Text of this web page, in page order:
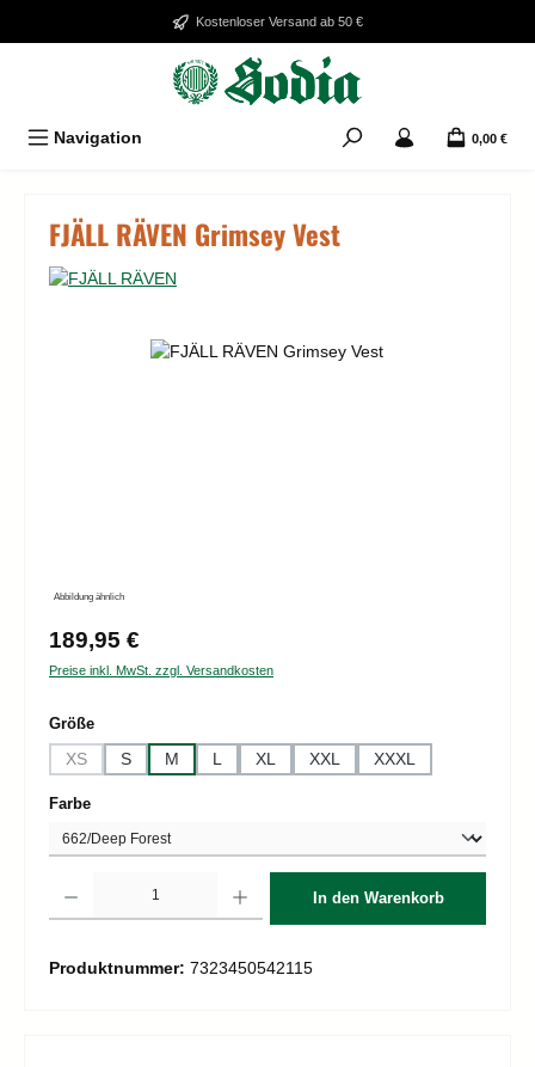
Zum Hauptinhalt springenKostenloser Versand ab 50 €
Navigation 0,00 €
FJÄLL RÄVEN Grimsey Vest
Bildergalerie überspringen
Abbildung ähnlich
Regulärer Preis:
189,95 €
Preise inkl. MwSt. zzgl. Versandkosten
Größeauswählen
XS
(Diese Option ist zurzeit nicht verfügbar.)
S M L XL XXL XXXL
Farbeauswählen
In den Warenkorb
Produktnummer: 7323450542115